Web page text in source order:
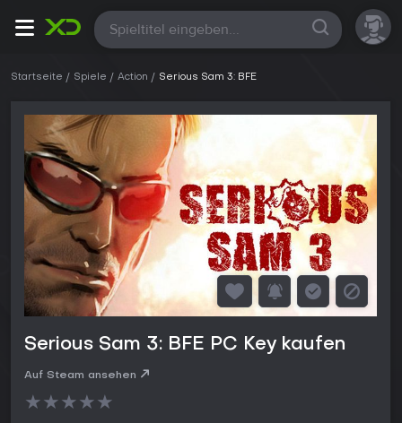
Alle
Startseite Spiele Action Serious Sam 3: BFE
Serious Sam 3: BFE PC Key kaufen
Auf Steam ansehen
★★★★★